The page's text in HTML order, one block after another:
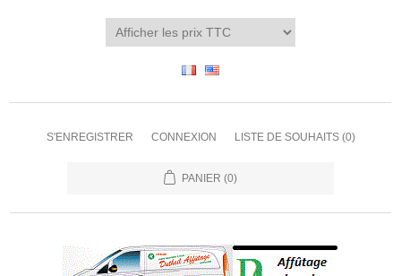
S'ENREGISTRER CONNEXION LISTE DE SOUHAITS (0)
PANIER (0)